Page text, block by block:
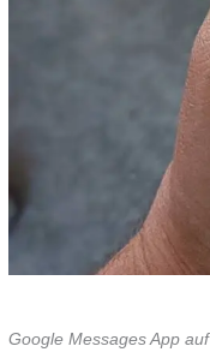
Google Messages App auf